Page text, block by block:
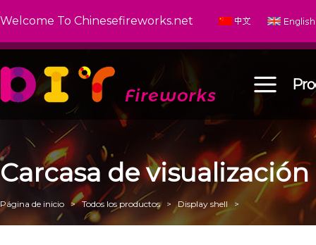
Welcome To Chinesefireworks.net
Carcasa de visualización
Página de inicio >Todos los productos>Display shell >